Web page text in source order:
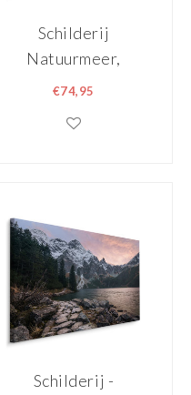
Schilderij
Natuurmeer,
Alpen
multi-gekleurd, 4
€74,95
Schilderij -